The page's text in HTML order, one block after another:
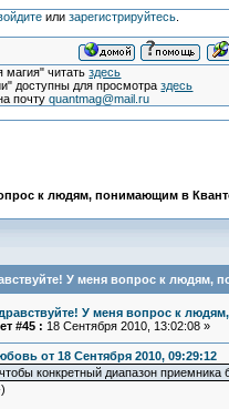
или зарегистрируйтесь.
магия" читатьздесь
доступны для просмотраздесь
почтуquantmag@mail.ru
к людям, понимающим в
У меня вопрос к людям,
У меня вопрос к
#45 : 18 Сентября 2010, 13:02:08 »
от 18 Сентября 2010, 09:29:12
конкретный диапазон